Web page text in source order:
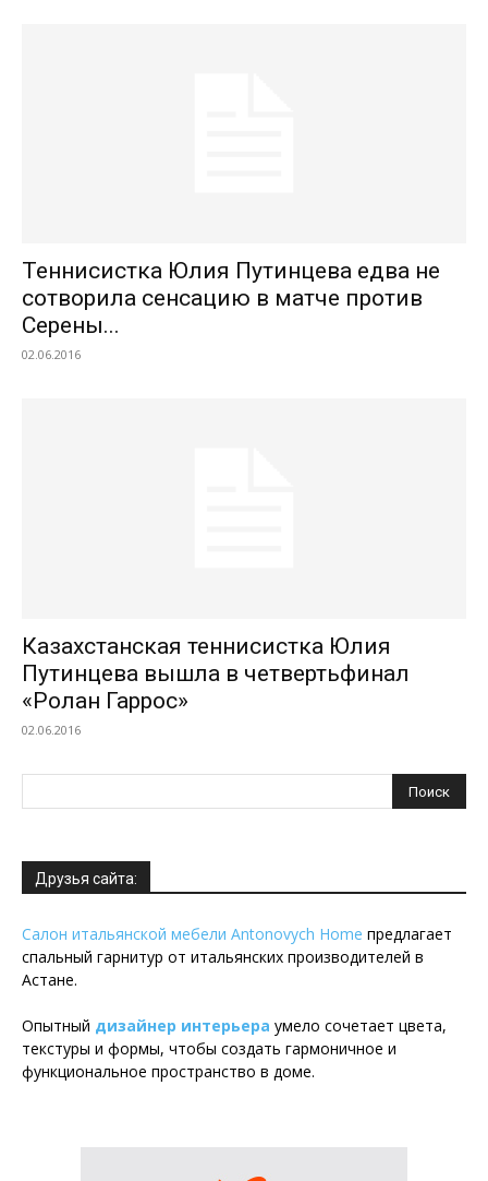
Теннисистка Юлия Путинцева едва не
сотворила сенсацию в матче против
Серены...
02.06.2016
Казахстанская теннисистка Юлия
Путинцева вышла в четвертьфинал
«Ролан Гаррос»
02.06.2016
Друзья сайта:
Салон итальянской мебели Antonovych Home предлагает
спальный гарнитур от итальянских производителей в
Астане.
Опытный дизайнер интерьера умело сочетает цвета,
текстуры и формы, чтобы создать гармоничное и
функциональное пространство в доме.